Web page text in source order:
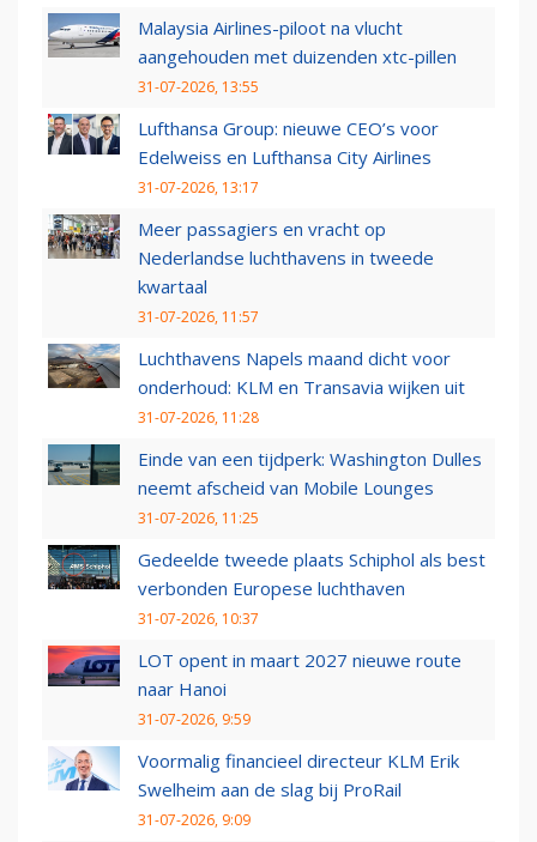
Malaysia Airlines-piloot na vlucht
aangehouden met duizenden xtc-pillen
31-07-2026, 13:55
Lufthansa Group: nieuwe CEO’s voor
Edelweiss en Lufthansa City Airlines
31-07-2026, 13:17
Meer passagiers en vracht op
Nederlandse luchthavens in tweede
kwartaal
31-07-2026, 11:57
Luchthavens Napels maand dicht voor
onderhoud: KLM en Transavia wijken uit
31-07-2026, 11:28
Einde van een tijdperk: Washington Dulles
neemt afscheid van Mobile Lounges
31-07-2026, 11:25
Gedeelde tweede plaats Schiphol als best
verbonden Europese luchthaven
31-07-2026, 10:37
LOT opent in maart 2027 nieuwe route
naar Hanoi
31-07-2026, 9:59
Voormalig financieel directeur KLM Erik
Swelheim aan de slag bij ProRail
31-07-2026, 9:09